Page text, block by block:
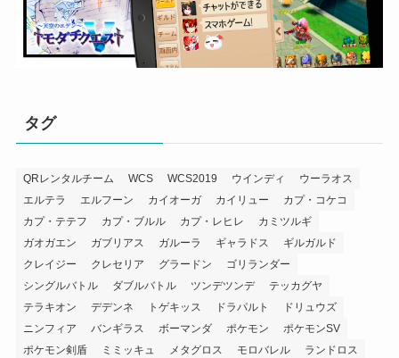
タグ
QRレンタルチーム WCS WCS2019 ウインディ
ウーラオス
エルテラ
エルフーン カイオーガ カイリュー
カプ・コケコ
カプ・テテフ
カプ・ブルル カプ・レヒレ
カミツルギ
ガオガエン
ガブリアス ガルーラ ギャラドス
ギルガルド
クレイジー
クレセリア グラードン
ゴリランダー
シングルバトル
ダブルバトル ツンデツンデ
テッカグヤ
テラキオン
デデンネ トゲキッス ドラパルト
ドリュウズ
ニンフィア
バンギラス ボーマンダ ポケモン
ポケモンSV
ポケモン剣盾
ミミッキュ メタグロス モロバレル
ランドロス